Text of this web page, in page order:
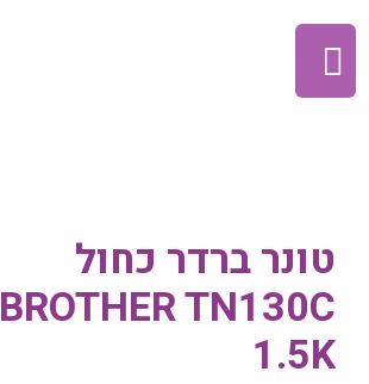
טונר ברדר כחול
BROTHER TN130C
1.5K